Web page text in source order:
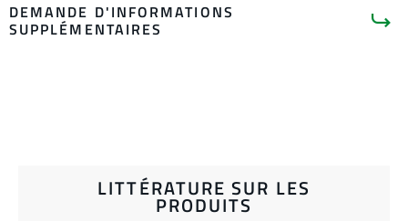
DEMANDE D'INFORMATIONS
SUPPLÉMENTAIRES
LITTÉRATURE SUR LES
PRODUITS